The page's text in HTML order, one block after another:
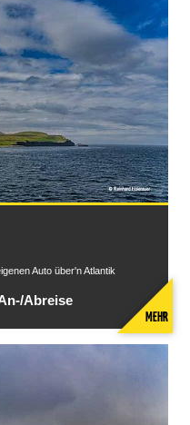
Auto über'n Atlantik
Abreise
MEHR